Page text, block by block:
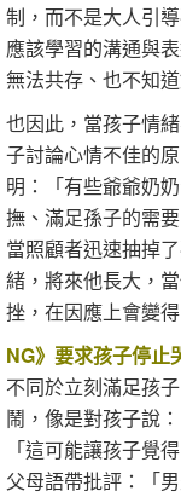
制，而不是大人引
應該學習的溝通與
無法共存、也不知
也因此，當孩子情
子討論心情不佳的
明：「有些爺爺奶
撫、滿足孫子的需
當照顧者迅速抽掉
緒，將來他長大，
挫，在因應上會變
NG》要求孩子停止
不同於立刻滿足孩
鬧，像是對孩子說
「這可能讓孩子覺
父母語帶批評：「